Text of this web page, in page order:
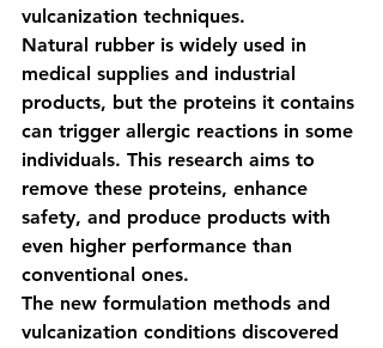
vulcanization techniques.
Natural rubber is widely used in
medical supplies and industrial
products, but the proteins it contains
can trigger allergic reactions in some
individuals. This research aims to
remove these proteins, enhance
safety, and produce products with
even higher performance than
conventional ones.
The new formulation methods and
vulcanization conditions discovered